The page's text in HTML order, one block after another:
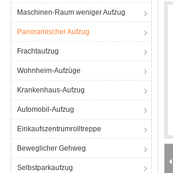
Maschinen-Raum weniger Aufzug
Panoramischer Aufzug
Frachtaufzug
Wohnheim-Aufzüge
Krankenhaus-Aufzug
Automobil-Aufzug
Einkaufszentrumrolltreppe
Beweglicher Gehweg
Selbstparkaufzug